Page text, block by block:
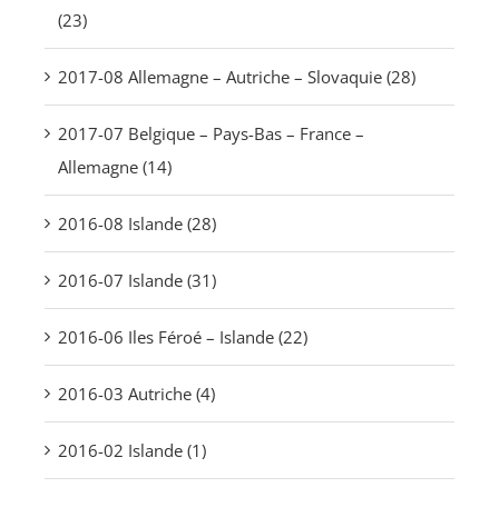
(23)
2017-08 Allemagne – Autriche – Slovaquie (28)
2017-07 Belgique – Pays-Bas – France –
Allemagne (14)
2016-08 Islande (28)
2016-07 Islande (31)
2016-06 Iles Féroé – Islande (22)
2016-03 Autriche (4)
2016-02 Islande (1)